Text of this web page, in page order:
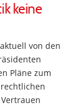
keine
von den
Pläne zum